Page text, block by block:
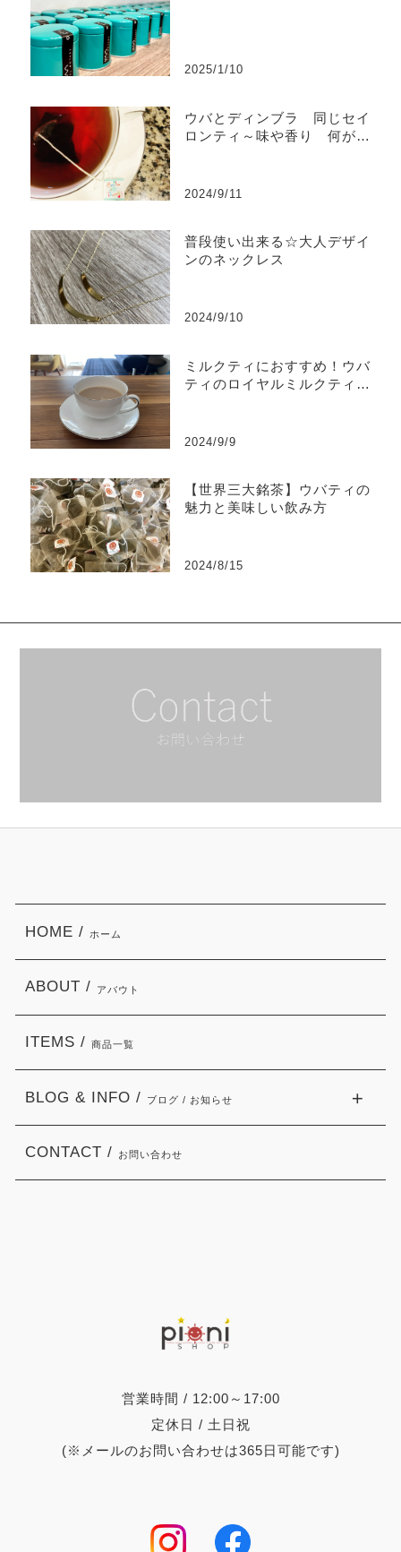
2025/1/10
ウバとディンブラ 同じセイ
ロンティ～味や香り 何が違
2024/9/11
普段使い出来る☆大人デザイ
ンのネックレス
2024/9/10
ミルクティにおすすめ！ウバ
ティのロイヤルミルクティの
2024/9/9
【世界三大銘茶】ウバティの
魅力と美味しい飲み方
2024/8/15
営業時間 / 12:00～17:00
定休日 / 土日祝
(※メールのお問い合わせは365日可能です)
HOME / ホーム
ABOUT / アバウト
ITEMS / 商品一覧
BLOG & INFO / ブログ / お知らせ
CONTACT / お問い合わせ